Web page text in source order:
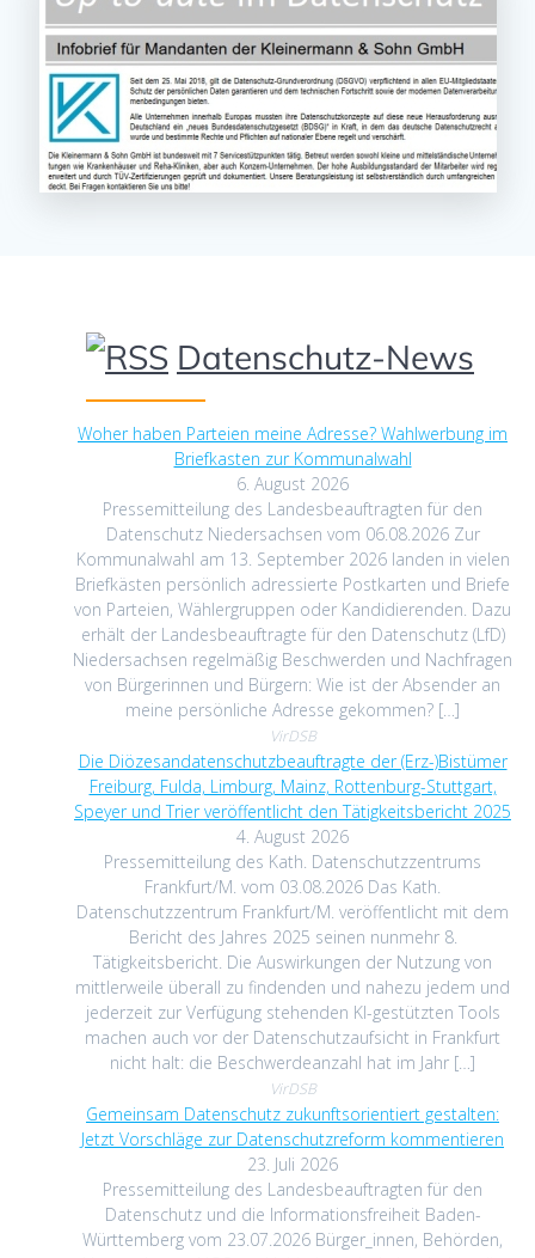
Datenschutz-News
Woher haben Parteien meine Adresse? Wahlwerbung im
Briefkasten zur Kommunalwahl
6. August 2026
Pressemitteilung des Landesbeauftragten für den
Datenschutz Niedersachsen vom 06.08.2026 Zur
Kommunalwahl am 13. September 2026 landen in vielen
Briefkästen persönlich adressierte Postkarten und Briefe
von Parteien, Wählergruppen oder Kandidierenden. Dazu
erhält der Landesbeauftragte für den Datenschutz (LfD)
Niedersachsen regelmäßig Beschwerden und Nachfragen
von Bürgerinnen und Bürgern: Wie ist der Absender an
meine persönliche Adresse gekommen? […]
VirDSB
Die Diözesandatenschutzbeauftragte der (Erz-)Bistümer
Freiburg, Fulda, Limburg, Mainz, Rottenburg-Stuttgart,
Speyer und Trier veröffentlicht den Tätigkeitsbericht 2025
4. August 2026
Pressemitteilung des Kath. Datenschutzzentrums
Frankfurt/M. vom 03.08.2026 Das Kath.
Datenschutzzentrum Frankfurt/M. veröffentlicht mit dem
Bericht des Jahres 2025 seinen nunmehr 8.
Tätigkeitsbericht. Die Auswirkungen der Nutzung von
mittlerweile überall zu findenden und nahezu jedem und
jederzeit zur Verfügung stehenden KI-gestützten Tools
machen auch vor der Datenschutzaufsicht in Frankfurt
nicht halt: die Beschwerdeanzahl hat im Jahr […]
VirDSB
Gemeinsam Datenschutz zukunftsorientiert gestalten:
Jetzt Vorschläge zur Datenschutzreform kommentieren
23. Juli 2026
Pressemitteilung des Landesbeauftragten für den
Datenschutz und die Informationsfreiheit Baden-
Württemberg vom 23.07.2026 Bürger_innen, Behörden,